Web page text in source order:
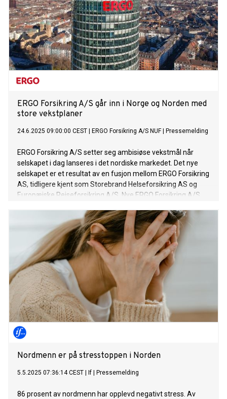
ERGO Forsikring A/S går inn i Norge og Norden med
store vekstplaner
24.6.2025 09:00:00 CEST ERGO Forsikring A/S NUF| Pressemelding
ERGO Forsikring A/S setter seg ambisiøse vekstmål når
selskapet i dag lanseres i det nordiske markedet. Det nye
selskapet er et resultat av en fusjon mellom ERGO Forsikring
AS, tidligere kjent som Storebrand Helseforsikring AS og
Europæiske Rejseforsikring A/S. Nye ERGO Forsikring A/S
premieinntekter i Norden innen 2030. Selskapet er en del av
ERGO Group AG, et av de største forsikringskonsernene i
Europa, og skal investere 20 milloner Euro i Norden de neste
tre årene. Målet er å bli en topp fem-aktør blant
forsikringsselskapene innen sine forsikringssegmenter.
Nordmenn er på stresstoppen i Norden
5.5.2025 07:36:14 CEST If Pressemelding
86 prosent av nordmenn har opplevd negativt stress. Av